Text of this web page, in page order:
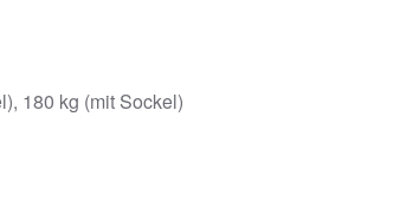
180 kg (mit Sockel)